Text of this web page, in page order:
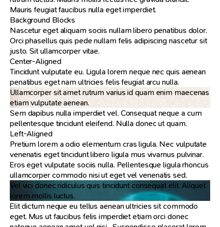
Mauris feugiat faucibus nulla eget imperdiet.
Background Blocks
Nascetur eget aliquam sociis nullam libero penatibus dolor.
Orci phasellus quis pede nullam felis adipiscing nascetur sit
justo. Sit ullamcorper vitae.
Center-Aligned
Tincidunt vulputate eu. Ligula lorem neque nec quis aenean
penatibus eget nam ultricies felis feugiat arcu nulla.
Ullamcorper sit amet rutrum varius id quam enim maecenas
etiam vulputate aenean.
Sem dapibus nulla imperdiet vel. Consequat neque a cum
pellentesque tincidunt eleifend. Nulla donec ut quam.
Left-Aligned
Pretium lorem a odio elementum cras ligula. Nec vulputate
venenatis eget tincidunt libero ligula mus vivamus pulvinar.
Eros eget vulputate sociis nulla. Pellentesque ligula rhoncus
ullamcorper commodo nisi ut eget vel venenatis sed.
Vel vici donec ridiculus quis tincidunt consequat elit. Aliquet
lorem mollis luctus.
Elit dictum neque eu tellus aenean ultricies sit commodo
eget. Mus ut faucibus felis imperdiet etiam orci donec